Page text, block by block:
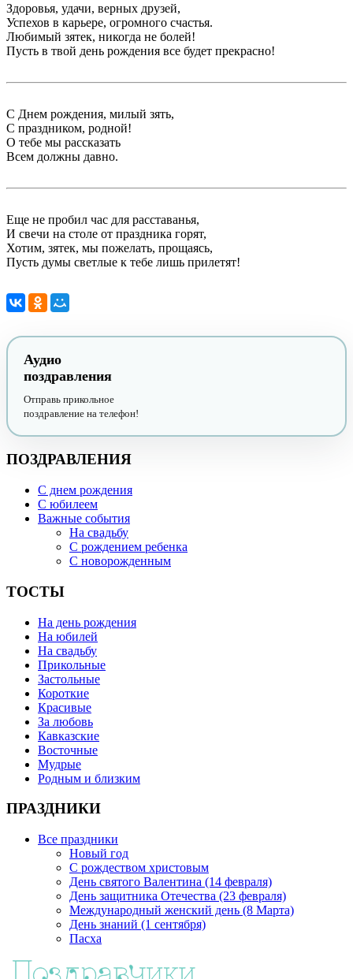
Здоровья, удачи, верных друзей,
Успехов в карьере, огромного счастья.
Любимый зятек, никогда не болей!
Пусть в твой день рождения все будет прекрасно!
С Днем рождения, милый зять,
С праздником, родной!
О тебе мы рассказать
Всем должны давно.
Еще не пробил час для расставанья,
И свечи на столе от праздника горят,
Хотим, зятек, мы пожелать, прощаясь,
Пусть думы светлые к тебе лишь прилетят!
Аудио
поздравления
Отправь прикольное
поздравление на телефон!
ПОЗДРАВЛЕНИЯ
С днем рождения
С юбилеем
Важные события
На свадьбу
С рождением ребенка
С новорожденным
ТОСТЫ
На день рождения
На юбилей
На свадьбу
Прикольные
Застольные
Короткие
Красивые
За любовь
Кавказские
Восточные
Мудрые
Родным и близким
ПРАЗДНИКИ
Все праздники
Новый год
С рождеством христовым
День святого Валентина (14 февраля)
День защитника Отечества (23 февраля)
Международный женский день (8 Марта)
День знаний (1 сентября)
Пасха